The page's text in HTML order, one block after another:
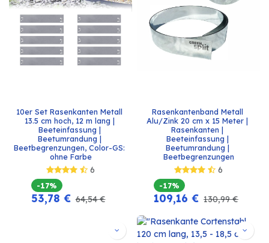
10er Set Rasenkanten Metall
13.5 cm hoch, 12 m lang |
Beeteinfassung |
Beetumrandung |
Beetbegrenzungen, Color-GS:
ohne Farbe
6
-17%
53,78 € 64,54€
Rasenkantenband Metall
Alu/Zink 20 cm x 15 Meter |
Rasenkanten |
Beeteinfassung |
Beetumrandung |
Beetbegrenzungen
6
-17%
109,16 € 130,99€